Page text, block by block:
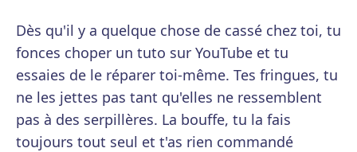
Dès qu'il y a quelque chose de cassé chez toi, tu
fonces choper un tuto sur YouTube et tu
essaies de le réparer toi-même. Tes fringues, tu
ne les jettes pas tant qu'elles ne ressemblent
pas à des serpillères. La bouffe, tu la fais
toujours tout seul et t'as rien commandé